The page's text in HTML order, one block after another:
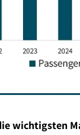
wichtigsten